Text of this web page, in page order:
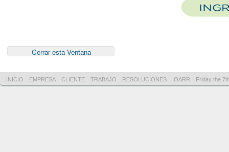
INICIO EMPRESA CLIENTE TRABAJO RESOLUCIONES IOARR Friday the